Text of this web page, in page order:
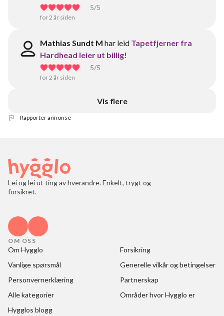
5/5
for 2 år siden
Mathias Sundt M har leid Tapetfjerner fra
Hardhead leier ut billig!
5/5
for 2 år siden
Vis flere
Rapporter annonse
Lei og lei ut ting av hverandre. Enkelt, trygt og
forsikret.
OM OSS
Om Hygglo
Forsikring
Vanlige spørsmål
Generelle vilkår og betingelser
Personvernerklæring
Partnerskap
Alle kategorier
Områder hvor Hygglo er
Hygglos blogg